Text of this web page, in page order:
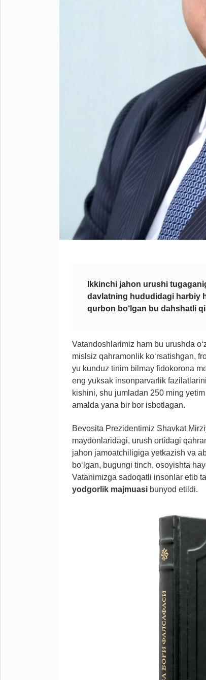
Ikkinchi jahon urushi
davlatning hududidagi harbiy
qurbon bo‘lgan bu dahshatli
Vatandoshlarimiz ham bu urushda
mislsiz qahramonlik ko‘rsatishgan,
yu kunduz tinim bilmay fidokorona
eng yuksak insonparvarlik
kishini, shu jumladan 250 ming yetim
amalda yana bir bor isbotlagan.
Bevosita Prezidentimiz Shavkat
maydonlaridagi, urush ortidagi
jahon jamoatchiligiga yetkazish va
bo‘lgan, bugungi tinch, osoyishta
Vatanimizga sadoqatli insonlar etib
yodgorlik majmuasi bunyod etildi.